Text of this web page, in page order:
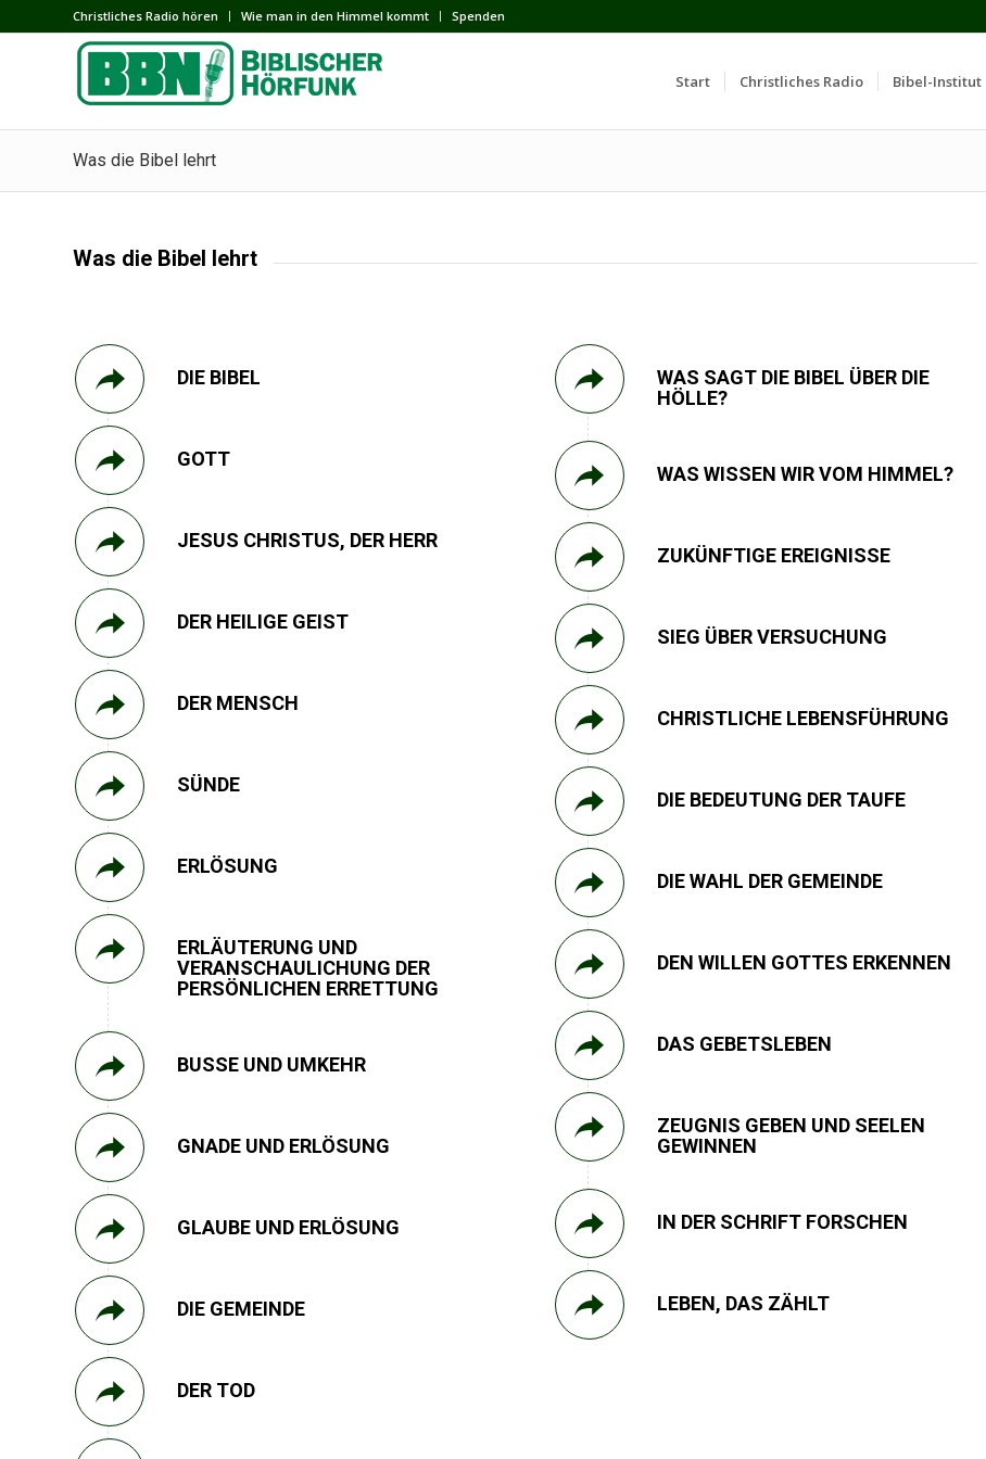
Сhristliches Radio hören Wie man in den Himmel kommt Spenden
Start Сhristliches Radio Bibel-Institut
Was die Bibel lehrt
Was die Bibel lehrt
DIE BIBEL
GOTT
JESUS CHRISTUS, DER HERR
DER HEILIGE GEIST
DER MENSCH
SÜNDE
ERLÖSUNG
ERLÄUTERUNG UND
VERANSCHAULICHUNG DER
PERSÖNLICHEN ERRETTUNG
BUSSE UND UMKEHR
GNADE UND ERLÖSUNG
GLAUBE UND ERLÖSUNG
DIE GEMEINDE
DER TOD
WAS SAGT DIE BIBEL ÜBER DIE
HÖLLE?
WAS WISSEN WIR VOM HIMMEL?
ZUKÜNFTIGE EREIGNISSE
SIEG ÜBER VERSUCHUNG
CHRISTLICHE LEBENSFÜHRUNG
DIE BEDEUTUNG DER TAUFE
DIE WAHL DER GEMEINDE
DEN WILLEN GOTTES ERKENNEN
DAS GEBETSLEBEN
ZEUGNIS GEBEN UND SEELEN
GEWINNEN
IN DER SCHRIFT FORSCHEN
LEBEN, DAS ZÄHLT